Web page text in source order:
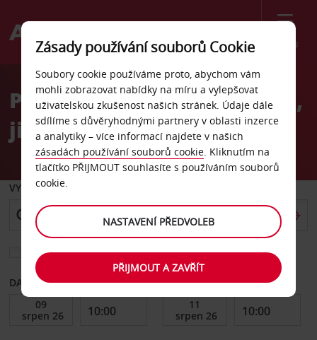
Menu
Welcome
AvisPronájem auta Melbourne,
jih
VYZVEDNOUT Z
Vyberte si jiné místo vrácení
DATUM OD DATUM DO
Zásady používání souborů Cookie
Soubory cookie používáme proto, abychom vám
mohli zobrazovat nabídky na míru a vylepšovat
uživatelskou zkušenost našich stránek. Údaje dále
sdílíme s důvěryhodnými partnery v oblasti inzerce
a analytiky – více informací najdete v našich
zásadách používání souborů cookie. Kliknutím na
tlačítko PŘIJMOUT souhlasíte s používáním souborů
cookie.
NASTAVENÍ PŘEDVOLEB
PŘIJMOUT A ZAVŘÍT